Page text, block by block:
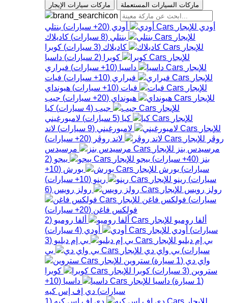
ماركات سيارات الإيجار ماركات السيارات المستعملة
أودي أودي (
20+ سيارات) بنتلي
بنتلي (
8 سيارات) كاديلاك
كاديلاك (
3 سيارات) كوبرا
كوبرا (
2 سيارات) داسيا
داسيا (
10+ سيارات) فيراري
فيراري (
10+ سيارات) فيات
فيات (
10+ سيارات) هيونداي
هيونداي (
20+ سيارات) جيب
جيب (
4 سيارات) كيا
كيا (
5 سيارات) لامبورغيني
لامبورغيني (
9 سيارات) لاند
روڤر
لاند روڤر (
20+ سيارات)
مرسيدس بنز
مرسيدس
بنز (
40+ سيارات) بيجو بيجو (
2
سيارات) بورش بورش (
10+
سيارات) رينو رينو (
10+ سيارات)
رولز رويس
رولز رويس (
6
سيارات) فولكس فاغن
فولكس فاغن (
20+ سيارات)
ألفا روميو
ألفا روميو (
2
سيارات) أودي أودي (
4 سيارات)
بي إم دبليو
بي إم دبليو (
3
سيارات) بي واي دي
بي
واي دي (
1 سيارة) ستروين
ستروين (
3 سيارات) كوبرا
كوبرا
(
1 سيارة) داسيا داسيا (
10+
سيارات) دي إف إس كيه